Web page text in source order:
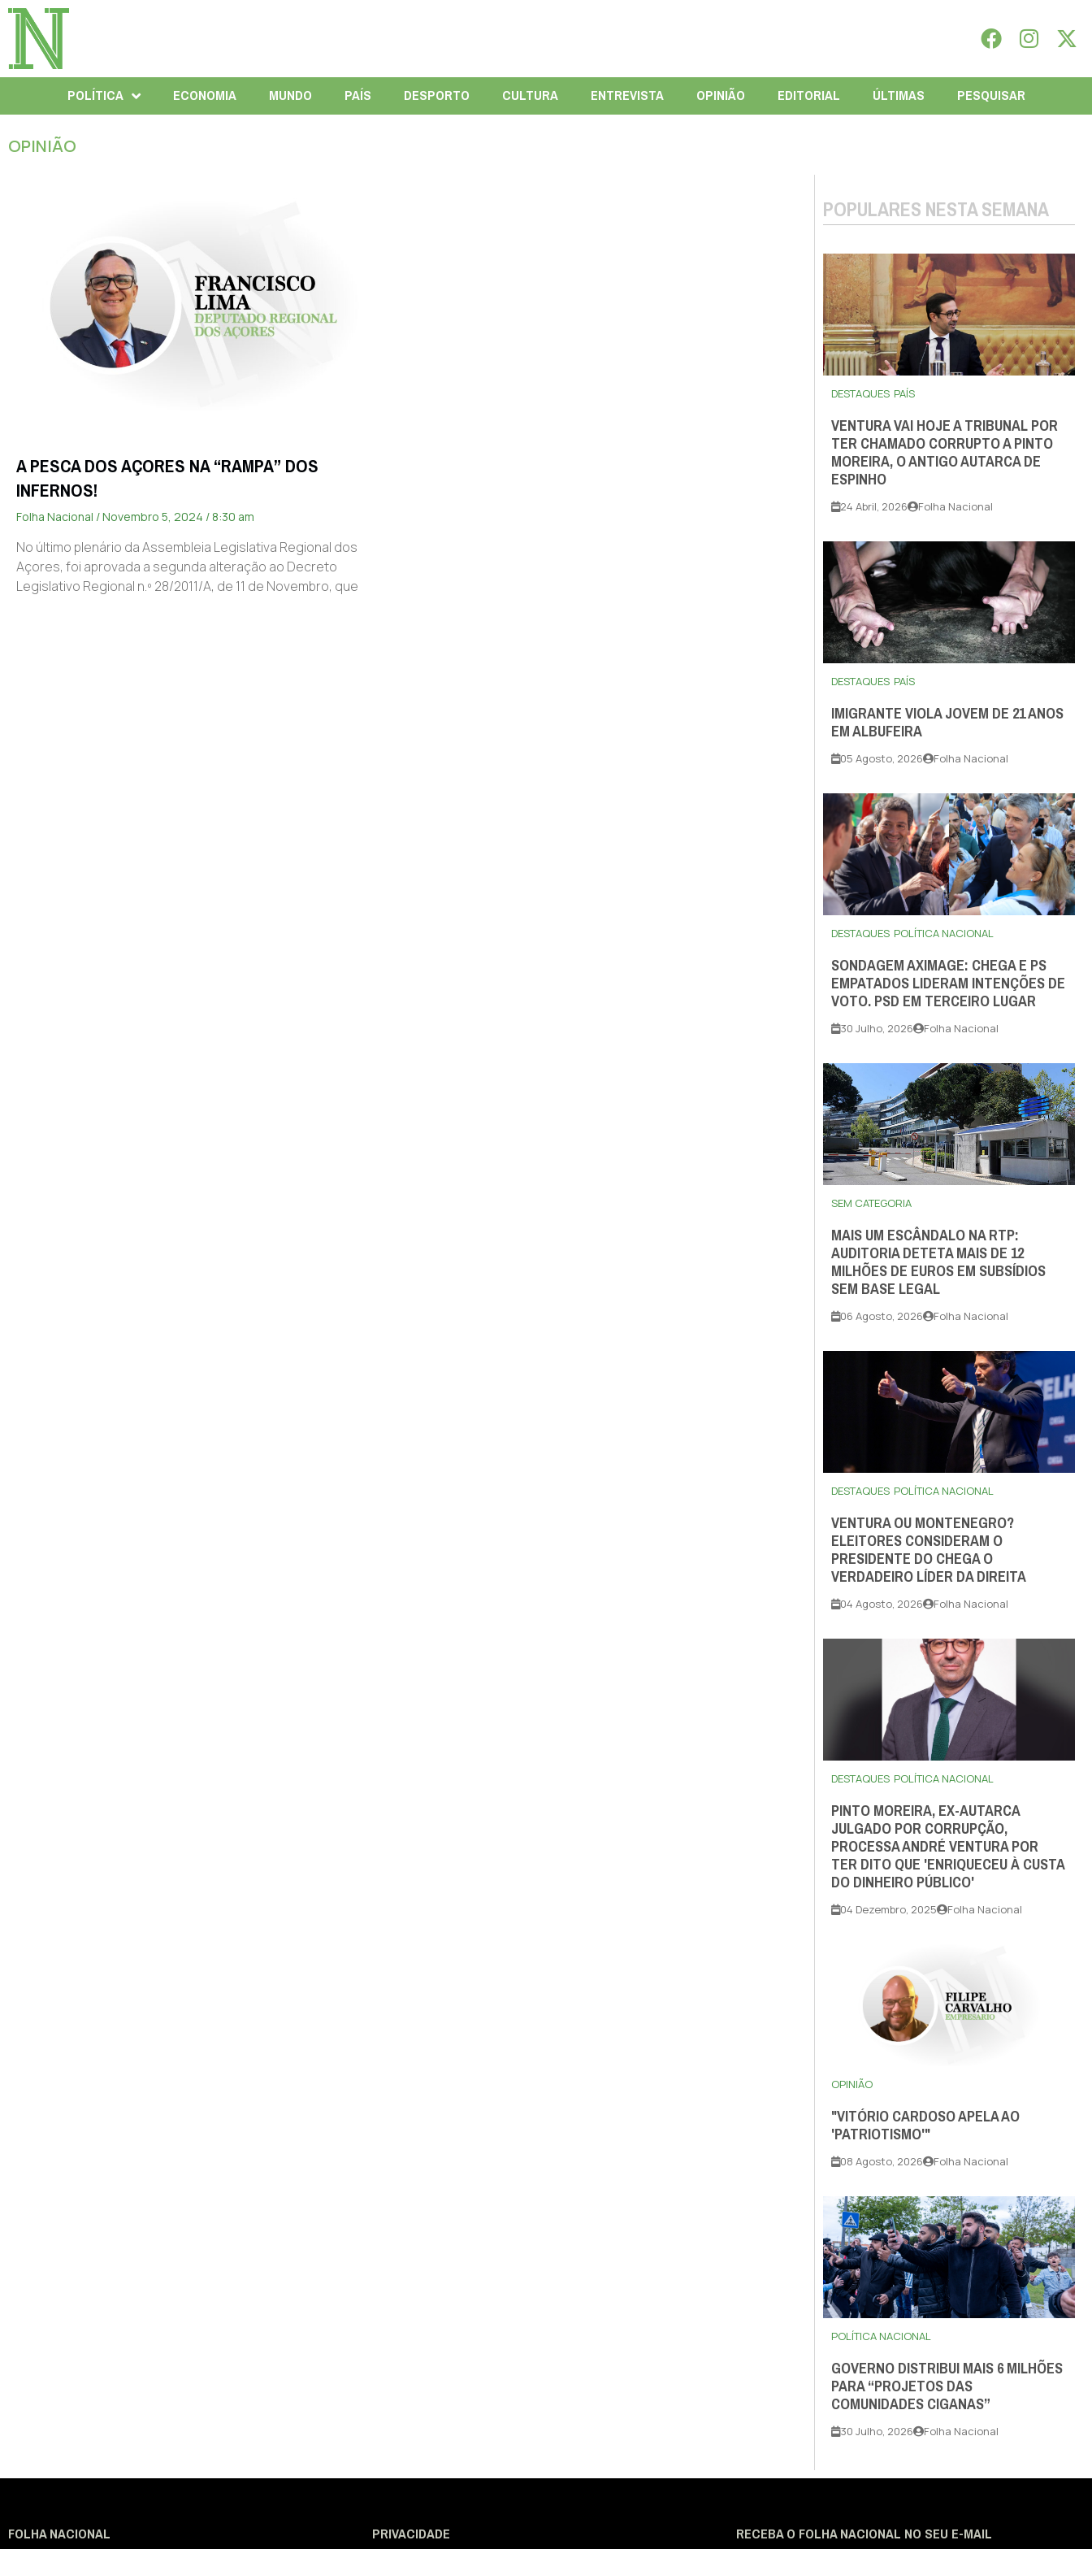
POLÍTICA ECONOMIA MUNDO PAÍS DESPORTO CULTURA ENTREVISTA OPINIÃO EDITORIAL ÚLTIMAS PESQUISAR
OPINIÃO
A PESCA DOS AÇORES NA “RAMPA” DOS
INFERNOS!
Folha Nacional Novembro 5, 2024 8:30 am
No último plenário da Assembleia Legislativa Regional dos
Açores, foi aprovada a segunda alteração ao Decreto
Legislativo Regional n.º 28/2011/A, de 11 de Novembro, que
POPULARES NESTA SEMANA
DESTAQUES PAÍS
VENTURA VAI HOJE A TRIBUNAL POR
TER CHAMADO CORRUPTO A PINTO
MOREIRA, O ANTIGO AUTARCA DE
ESPINHO
24 Abril, 2026 Folha Nacional
DESTAQUES PAÍS
IMIGRANTE VIOLA JOVEM DE 21 ANOS
EM ALBUFEIRA
05 Agosto, 2026 Folha Nacional
DESTAQUES POLÍTICA NACIONAL
SONDAGEM AXIMAGE: CHEGA E PS
EMPATADOS LIDERAM INTENÇÕES DE
VOTO. PSD EM TERCEIRO LUGAR
30 Julho, 2026 Folha Nacional
SEM CATEGORIA
MAIS UM ESCÂNDALO NA RTP:
AUDITORIA DETETA MAIS DE 12
MILHÕES DE EUROS EM SUBSÍDIOS
SEM BASE LEGAL
06 Agosto, 2026 Folha Nacional
DESTAQUES POLÍTICA NACIONAL
VENTURA OU MONTENEGRO?
ELEITORES CONSIDERAM O
PRESIDENTE DO CHEGA O
VERDADEIRO LÍDER DA DIREITA
04 Agosto, 2026 Folha Nacional
DESTAQUES POLÍTICA NACIONAL
PINTO MOREIRA, EX-AUTARCA
JULGADO POR CORRUPÇÃO,
PROCESSA ANDRÉ VENTURA POR
TER DITO QUE 'ENRIQUECEU À CUSTA
DO DINHEIRO PÚBLICO'
04 Dezembro, 2025 Folha Nacional
OPINIÃO
"VITÓRIO CARDOSO APELA AO
'PATRIOTISMO'"
08 Agosto, 2026 Folha Nacional
POLÍTICA NACIONAL
GOVERNO DISTRIBUI MAIS 6 MILHÕES
PARA “PROJETOS DAS
COMUNIDADES CIGANAS”
30 Julho, 2026 Folha Nacional
FOLHA NACIONAL PRIVACIDADE RECEBA O FOLHA NACIONAL NO SEU E-MAIL